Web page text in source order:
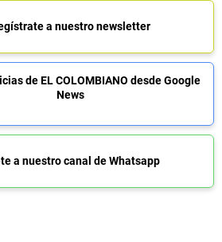
a nuestro newsletter
de EL COLOMBIANO desde Google
News
a nuestro canal de Whatsapp